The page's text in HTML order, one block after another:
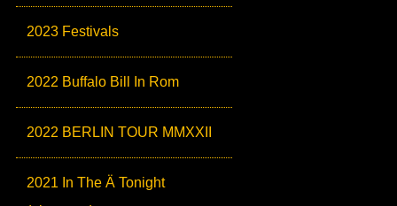
2023 Festivals
2022 Buffalo Bill In Rom
2022 BERLIN TOUR MMXXII
2021 In The Ä Tonight